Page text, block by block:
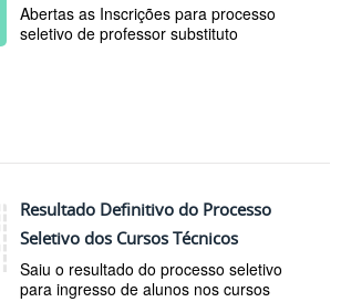
Abertas as Inscrições para processo
seletivo de professor substituto
Resultado Definitivo do Processo
Seletivo dos Cursos Técnicos
Saiu o resultado do processo seletivo
para ingresso de alunos nos cursos